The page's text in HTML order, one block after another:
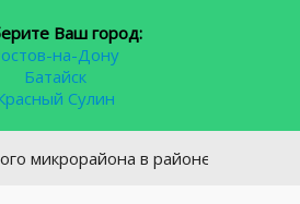
Ваш город:
на-Дону
Батайск
Сулин
в районе площади